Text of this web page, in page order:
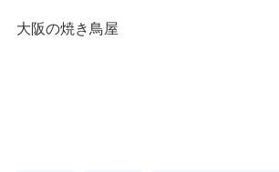
大阪の焼き鳥屋